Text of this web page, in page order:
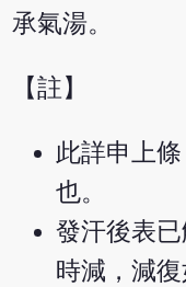
承氣湯。
【註】
此詳申上
也。
發汗後表
時減，減